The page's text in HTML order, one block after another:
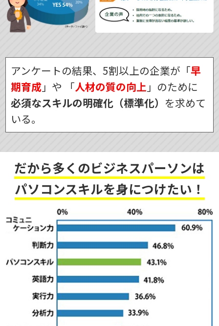
アンケートの結果、5割以上の企業が「早
期育成 」や 「人材の質の向上 」のために
必須なスキルの明確化（標準化） を求めて
いる。
だから多くのビジネスパーソンは
パソコンスキルを身につけたい！